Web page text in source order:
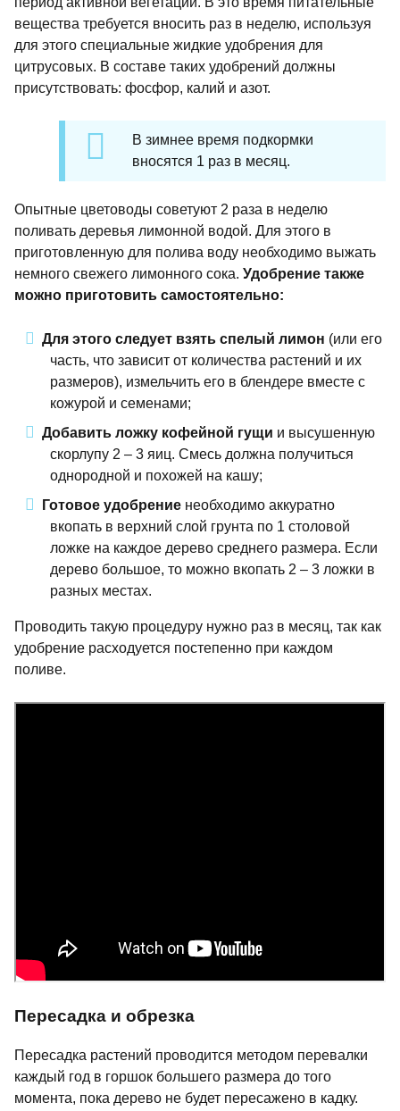
вещества требуется вносить раз в неделю, используя
для этого специальные жидкие удобрения для
цитрусовых. В составе таких удобрений должны
присутствовать: фосфор, калий и азот.
В зимнее время подкормки
вносятся 1 раз в месяц.
Опытные цветоводы советуют 2 раза в неделю
поливать деревья лимонной водой. Для этого в
приготовленную для полива воду необходимо выжать
немного свежего лимонного сока. Удобрение также
можно приготовить самостоятельно:
Для этого следует взять спелый лимон (или его
часть, что зависит от количества растений и их
размеров), измельчить его в блендере вместе с
кожурой и семенами;
Добавить ложку кофейной гущи и высушенную
скорлупу 2 – 3 яиц. Смесь должна получиться
однородной и похожей на кашу;
Готовое удобрение необходимо аккуратно
вкопать в верхний слой грунта по 1 столовой
ложке на каждое дерево среднего размера. Если
дерево большое, то можно вкопать 2 – 3 ложки в
разных местах.
Проводить такую процедуру нужно раз в месяц, так как
удобрение расходуется постепенно при каждом
поливе.
Пересадка и обрезка
Пересадка растений проводится методом перевалки
каждый год в горшок большего размера до того
момента, пока дерево не будет пересажено в кадку.